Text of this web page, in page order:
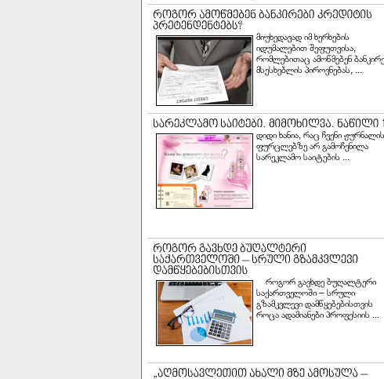
მიუხედავად იმ ხერხების
იდუმალებით შეფუთვისა,
რომლებითაც ამოწმებენ
მსესხებლის პიროვნებას, ...
დიდი ხანია, რაც ჩვენი ჟურნალის
ფურცლებზე არ გამოჩენილა
სარეკლამო საიტების ...
როგორ გავხდე ბუღალტერი
საქართველოში – სრული
გზამკვლევი დამწყებებისთვის
როცა ადამიანები პროფესიის ...